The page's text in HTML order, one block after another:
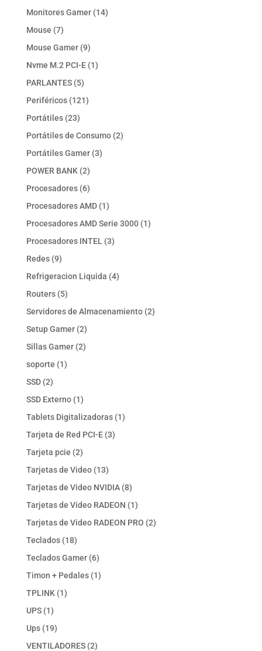
Monitores Gamer 1414
Mouse 77
productos
Mouse Gamer 99
productos
Nvme M.2 PCI-E 11
PARLANTES 55
productos
Periféricos 121121
Portátiles 2323
productos
Portátiles de Consumo 22
Portátiles Gamer 33
POWER BANK 22
productos
Procesadores 66
productos
Procesadores AMD 11
producto
Procesadores AMD Serie 3000 11
Procesadores INTEL 33
Redes 99
productos
Refrigeracion Liquida 44
Routers 55
productos
Servidores de Almacenamiento 22
Setup Gamer 22
productos
Sillas Gamer 22
soporte 11
SSD 22
productos
SSD Externo 11
producto
Tablets Digitalizadoras 11
Tarjeta de Red PCI-E 33
Tarjeta pcie 22
productos
Tarjetas de Video 1313
productos
Tarjetas de Video NVIDIA 88
productos
Tarjetas de Video RADEON 11
producto
Tarjetas de Video RADEON PRO 22
Teclados 1818
productos
Teclados Gamer 66
productos
Timon + Pedales 11
TPLINK 11
UPS 11
producto
Ups 1919
productos
VENTILADORES 22